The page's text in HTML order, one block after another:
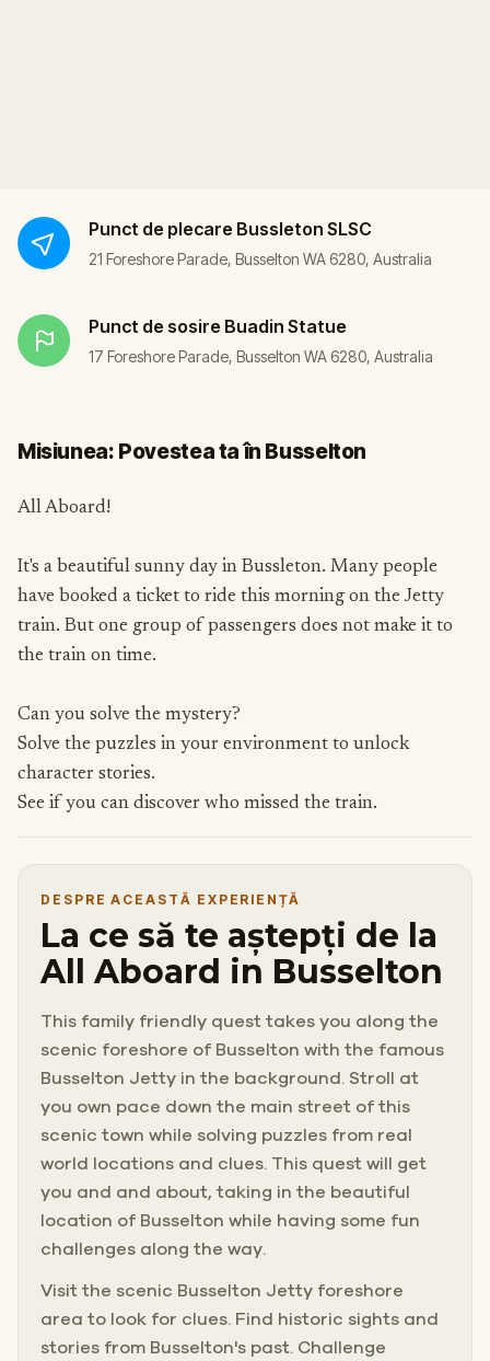
Punct de plecare Bussleton SLSC
21 Foreshore Parade, Busselton WA 6280, Australia
Punct de sosire Buadin Statue
17 Foreshore Parade, Busselton WA 6280, Australia
Misiunea: Povestea ta în Busselton
All Aboard!
It's a beautiful sunny day in Bussleton. Many people
have booked a ticket to ride this morning on the Jetty
train. But one group of passengers does not make it to
the train on time.
Can you solve the mystery?
Solve the puzzles in your environment to unlock
character stories.
See if you can discover who missed the train.
DESPRE ACEASTĂ EXPERIENȚĂ
La ce să te aștepți de la
All Aboard in Busselton
This family friendly quest takes you along the
scenic foreshore of Busselton with the famous
Busselton Jetty in the background. Stroll at
you own pace down the main street of this
scenic town while solving puzzles from real
world locations and clues. This quest will get
you and and about, taking in the beautiful
location of Busselton while having some fun
challenges along the way.
Visit the scenic Busselton Jetty foreshore
area to look for clues. Find historic sights and
stories from Busselton's past. Challenge